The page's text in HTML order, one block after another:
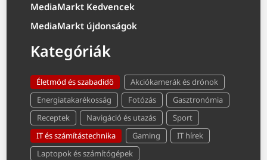
MediaMarkt Kedvencek
MediaMarkt újdonságok
Kategóriák
Életmód és szabadidő
Akciókamerák és drónok
Energiatakarékosság
Fotózás
Gasztronómia
Receptek
Navigáció és utazás
Sport
IT és számítástechnika
Gaming
IT hírek
Laptopok és számítógépek